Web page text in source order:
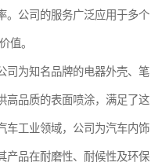
。公司的服务广泛应用于多个
值。
司为知名品牌的电器外壳、笔
高品质的表面喷涂，满足了这
车工业领域，公司为汽车内饰
产品在耐磨性、耐候性及环保